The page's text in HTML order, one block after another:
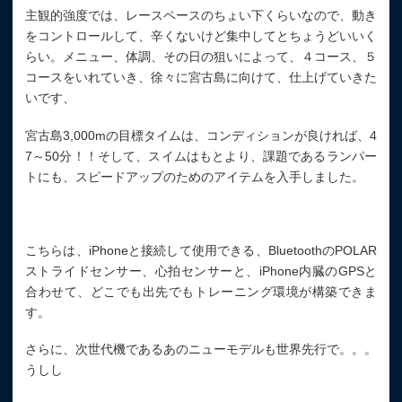
主観的強度では、レースペースのちょい下くらいなので、動き
をコントロールして、辛くないけど集中してとちょうどいいく
らい。メニュー、体調、その日の狙いによって、４コース、５
コースをいれていき、徐々に宮古島に向けて、仕上げていきた
いです、
宮古島3,000mの目標タイムは、コンディションが良ければ、4
7～50分！！そして、スイムはもとより、課題であるランパー
トにも、スピードアップのためのアイテムを入手しました。
こちらは、iPhoneと接続して使用できる、BluetoothのPOLAR
ストライドセンサー、心拍センサーと、iPhone内臓のGPSと
合わせて、どこでも出先でもトレーニング環境が構築できま
す。
さらに、次世代機であるあのニューモデルも世界先行で。。。
うしし